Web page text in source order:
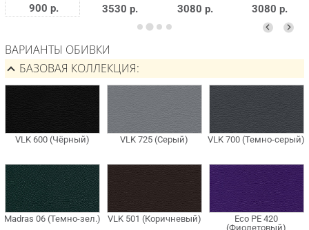
900 р. 3530 р. 3080 р. 3080 р.
ВАРИАНТЫ ОБИВКИ
БАЗОВАЯ КОЛЛЕКЦИЯ